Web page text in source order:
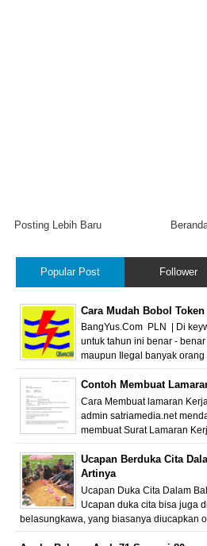
Posting Lebih Baru
Popular Post Follower
Cara Mudah Bobol
BangYus.Com PLN | Di
untuk tahun ini benar -
maupun Ilegal banyak orang
Contoh Membuat
Cara Membuat lamaran
admin satriamedia.net
membuat Surat Lamaran
Ucapan Berduka Cita
Artinya
Ucapan Duka Cita Dalam
Ucapan duka cita bisa juga
belasungkawa, yang biasanya diucapkan